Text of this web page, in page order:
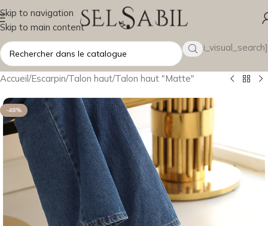
Skip to navigation
Skip to main content
[wsbi_visual_search]
Accueil/Escarpin/Talon haut/Talon haut "Matte"
-48%